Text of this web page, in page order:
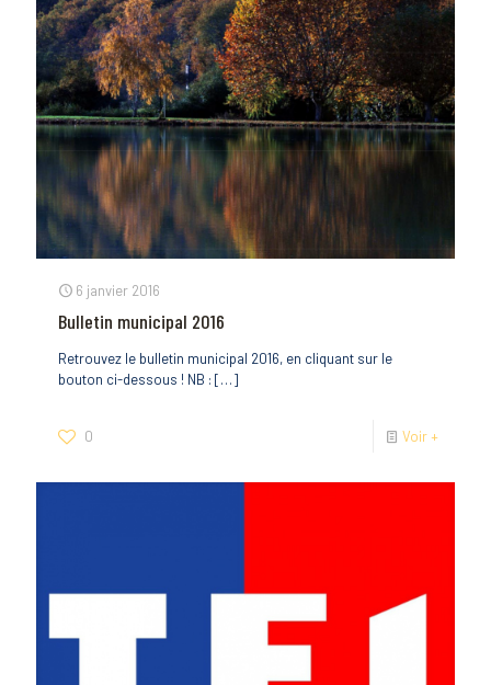
6 janvier 2016
Bulletin municipal 2016
Retrouvez le bulletin municipal 2016, en cliquant sur le
bouton ci-dessous ! NB : […]
0 Voir +